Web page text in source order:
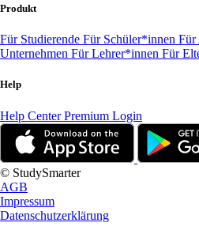
Produkt
Für Studierende Für Schüler*innen Für
Unternehmen Für Lehrer*innen Für
Help
Help CenterPremium Login
© StudySmarter
AGB
Impressum
Datenschutzerklärung